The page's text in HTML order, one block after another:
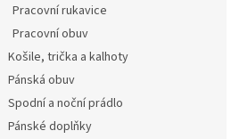
Pracovní rukavice
Pracovní obuv
Košile, trička a kalhoty
Pánská obuv
Spodní a noční prádlo
Pánské doplňky